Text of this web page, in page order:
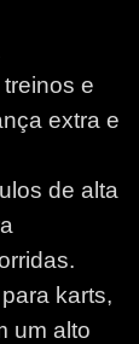
e
extra e
de alta
karts,
um alto